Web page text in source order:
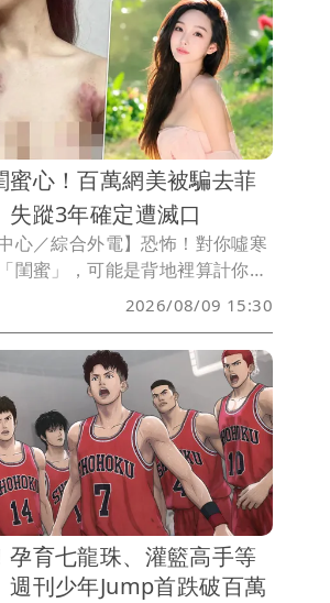
蜜心！百萬網美被騙去菲
蹤3年確定遭滅口
中心／綜合外電】恐怖！對你噓寒
閨蜜」，可能是背地裡算計你的
中國百萬網紅「雅典娜」（孔麗
年前應閨蜜之邀，同遊菲律賓馬
知，閨蜜臨時取消機票，雅典娜
就被中國黑幫控制，閨蜜同夥取得
500萬（約新台幣2390萬元）贖款
了雅典娜。家屬經過3年煎熬，中
日前證實，雅典娜早就被滅口了。
2026/08/09 15:30
孕育七龍珠、灌籃高手等
刊少年Jump首跌破百萬